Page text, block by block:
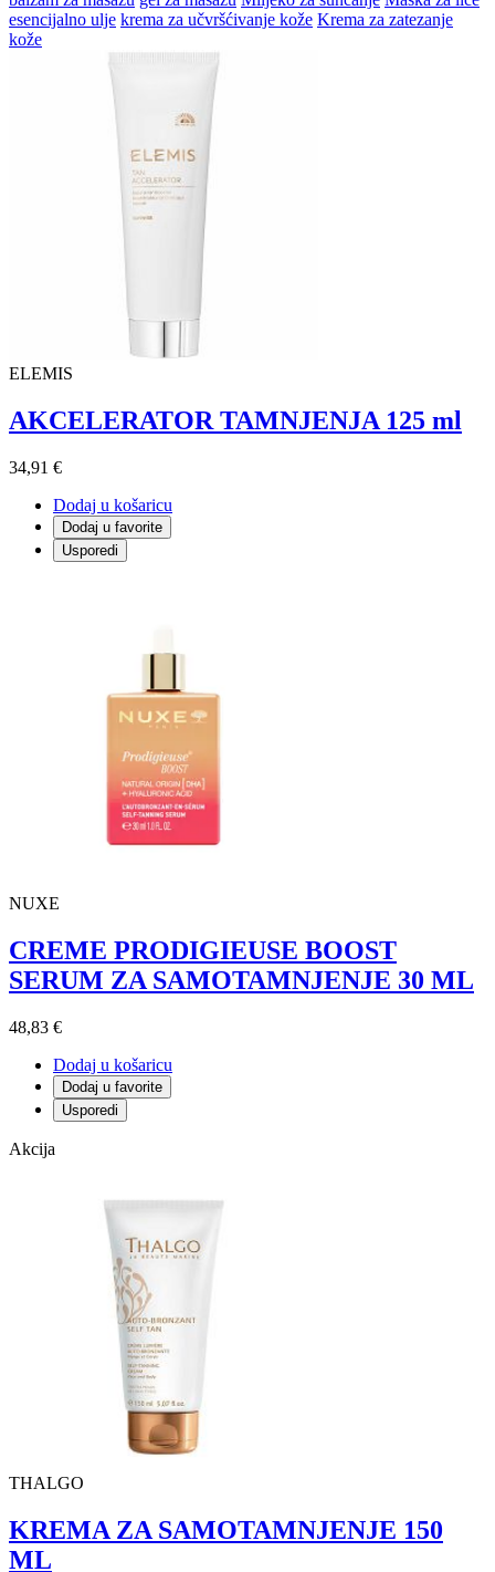
esencijalno ulje krema za učvršćivanje kože Krema za zatezanje
kože
ELEMIS
AKCELERATOR TAMNJENJA 125 ml
34,91 €
Dodaj u košaricu
Dodaj u favorite
Usporedi
NUXE
CREME PRODIGIEUSE BOOST
SERUM ZA SAMOTAMNJENJE 30 ML
48,83 €
Dodaj u košaricu
Dodaj u favorite
Usporedi
Akcija
THALGO
KREMA ZA SAMOTAMNJENJE 150
ML